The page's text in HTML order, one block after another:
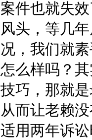
案件也就失
风头，等几
况，我们就
怎么样吗？
技巧，那就
从而让老赖
适用两年诉